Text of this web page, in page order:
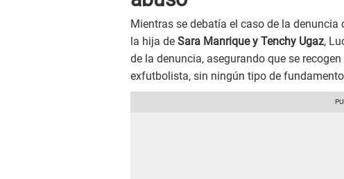
Mientras se debatía el caso de la denuncia
la hija de Sara Manrique y Tenchy Ugaz,
de la denuncia, asegurando que se
exfutbolista, sin ningún tipo de